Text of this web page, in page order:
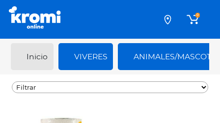
0
Inicio VIVERES ANIMALES/